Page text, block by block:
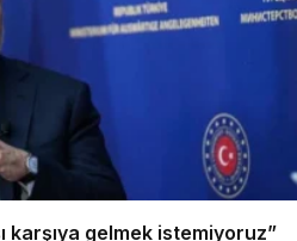
karşıya gelmek istemiyoruz”